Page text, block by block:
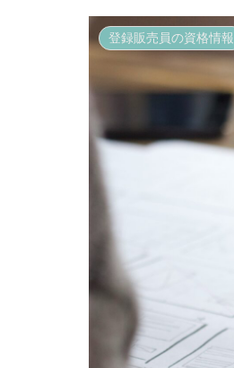
登録販売員の資格情報